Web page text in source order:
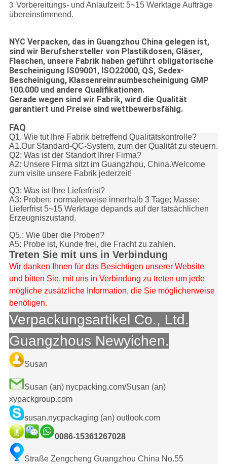
3. Vorbereitungs- und Anlaufzeit: 5~15 Werktage Aufträge
übereinstimmend.
NYC Verpacken, das in Guangzhou China gelegen ist,
sind wir Berufshersteller von Plastikdosen, Gläser,
Flaschen, unsere Fabrik haben geführt obligatorische
Bescheinigung IS09001, ISO22000, QS, Sedex-
Bescheinigung, Klassenreinraumbescheinigung GMP
100.000 und andere Qualifikationen.
Gerade wegen sind wir Fabrik, wird die Qualität
garantiert und Preise sind wettbewerbsfähig.
FAQ
Q1. Wie tut Ihre Fabrik betreffend Qualitätskontrolle?
A1.Our Standard-QC-System, zum der Qualität zu steuern.
Q2: Was ist der Standort Ihrer Firma?
A2: Unsere Firma sitzt im Guangzhou, China.Welcome
zum visite unsere Fabrik jederzeit!
Q3: Was ist Ihre Lieferfrist?
A3: Proben: normalerweise innerhalb 3 Tage; Masse:
Lieferfrist 5~15 Werktage depands auf der tatsächlichen
Erzeugniszustand.
Q5.: Wie über die Proben?
A5: Probe ist, Kunde frei, die Fracht zu zahlen.
Treten Sie mit uns in Verbindung
Wir danken Ihnen für das Besichtigen unserer Website
und bitten Sie, mit uns in Verbindung zu treten um jede
mögliche zusätzliche Information, die Sie möglicherweise
benötigen.
Verpackungsartikel Co., Ltd.
Guangzhous Newyichen.
Susan
Susan (an) nycpacking.com/Susan (an)
xypackgroup.com
susan.nycpackaging (an) outlook.com
0086-15361267028
Straße Zengcheng Guangzhou China No.55